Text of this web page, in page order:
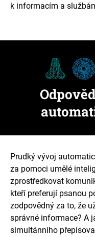
k informacím a
Prudký vývoj
za pomoci umělé
zprostředkovat
kteří preferují psanou
zodpovědný za to, že
správné informace? A
simultánního